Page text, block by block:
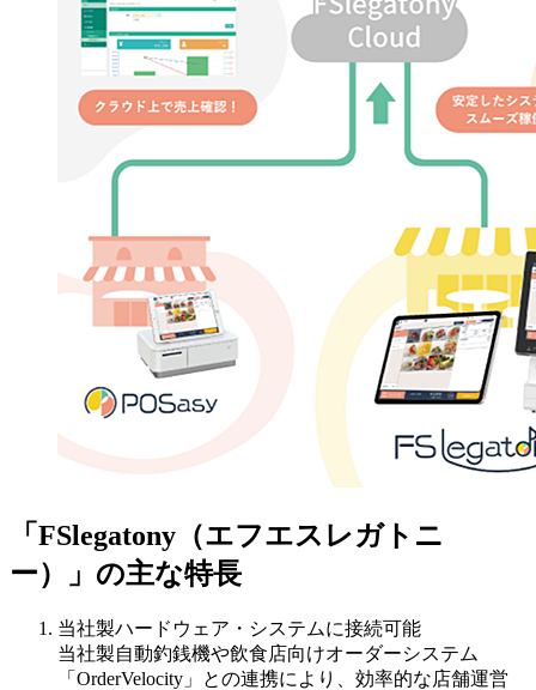
「FSlegatony（エフエスレガトニ
ー）」の主な特長
当社製ハードウェア・システムに接続可能
当社製自動釣銭機や飲食店向けオーダーシステム
「OrderVelocity」との連携により、効率的な店舗運営